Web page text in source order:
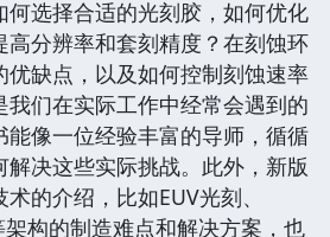
何选择合适的光刻胶，如何优化
高分辨率和套刻精度？在刻蚀环
优缺点，以及如何控制刻蚀速率
们在实际工作中经常会遇到的
能像一位经验丰富的导师，循循
决这些实际挑战。此外，新版
的介绍，比如EUV光刻、
架构的制造难点和解决方案，也